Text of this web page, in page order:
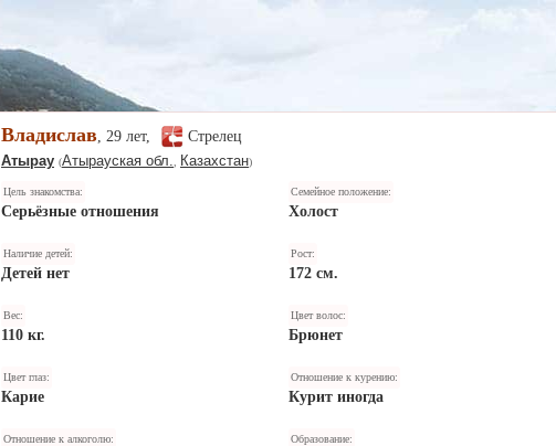
Владислав, 29 лет,
Стрелец
Атырау (Атырауская обл. Казахстан)
Цель знакомства:
Серьёзные отношения
Семейное положение:
Холост
Наличие детей:
Детей нет
Рост:
172 см.
Вес:
110 кг.
Цвет волос:
Брюнет
Цвет глаз:
Карие
Отношение к курению:
Курит иногда
Отношение к алкоголю: Образование: